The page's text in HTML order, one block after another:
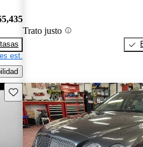
est.
Trato justo
Guarda este Aviso